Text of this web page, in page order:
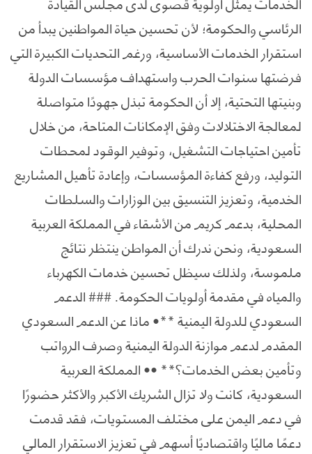
الرئاسي والحكومة؛ لأن تحسين حياة المواطنين يبدأ من
استقرار الخدمات الأساسية، ورغم التحديات الكبيرة التي
فرضتها سنوات الحرب واستهداف مؤسسات الدولة
وبنيتها التحتية، إلا أن الحكومة تبذل جهودًا متواصلة
لمعالجة الاختلالات وفق الإمكانات المتاحة، من خلال
تأمين احتياجات التشغيل، وتوفير الوقود لمحطات
التوليد، ورفع كفاءة المؤسسات، وإعادة تأهيل المشاريع
الخدمية، وتعزيز التنسيق بين الوزارات والسلطات
المحلية، بدعم كريم من الأشقاء في المملكة العربية
السعودية، ونحن ندرك أن المواطن ينتظر نتائج
ملموسة، ولذلك سيظل تحسين خدمات الكهرباء
والمياه في مقدمة أولويات الحكومة. ### الدعم
السعودي للدولة اليمنية **• ماذا عن الدعم السعودي
المقدم لدعم موازنة الدولة اليمنية وصرف الرواتب
وتأمين بعض الخدمات؟** •• المملكة العربية
السعودية، كانت ولا تزال الشريك الأكبر والأكثر حضورًا
في دعم اليمن على مختلف المستويات، فقد قدمت
دعمًا ماليًا واقتصاديًا أسهم في تعزيز الاستقرار المالي